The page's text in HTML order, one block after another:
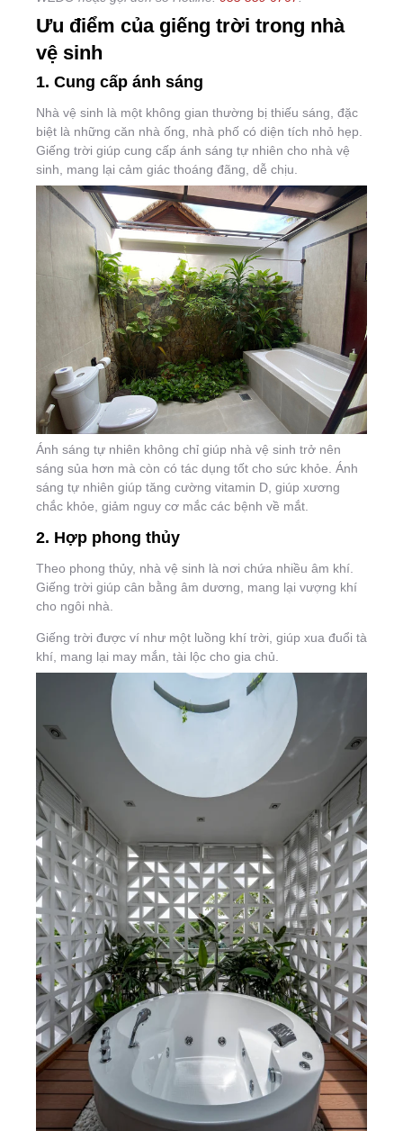
Ưu điểm của giếng trời trong nhà
vệ sinh
1. Cung cấp ánh sáng
Nhà vệ sinh là một không gian thường bị thiếu sáng, đặc
biệt là những căn nhà ống, nhà phố có diện tích nhỏ hẹp.
Giếng trời giúp cung cấp ánh sáng tự nhiên cho nhà vệ
sinh, mang lại cảm giác thoáng đãng, dễ chịu.
Ánh sáng tự nhiên không chỉ giúp nhà vệ sinh trở nên
sáng sủa hơn mà còn có tác dụng tốt cho sức khỏe. Ánh
sáng tự nhiên giúp tăng cường vitamin D, giúp xương
chắc khỏe, giảm nguy cơ mắc các bệnh về mắt.
2. Hợp phong thủy
Theo phong thủy, nhà vệ sinh là nơi chứa nhiều âm khí.
Giếng trời giúp cân bằng âm dương, mang lại vượng khí
cho ngôi nhà.
Giếng trời được ví như một luồng khí trời, giúp xua đuổi tà
khí, mang lại may mắn, tài lộc cho gia chủ.